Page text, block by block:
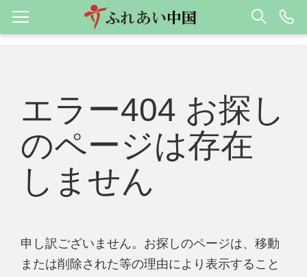
エラー404 お探し
のページは存在
しません
申し訳ございません。お探しのページは、移動
または削除された等の理由により表示すること